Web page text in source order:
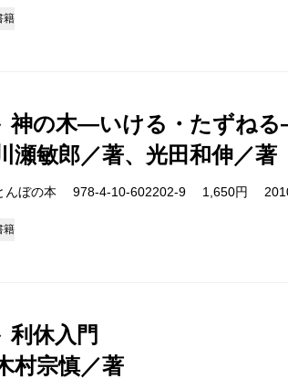
籍
神の木―いける・たずね
瀬敏郎／著、光田和伸／著
んぼの本 978-4-10-602202-9 1,650円
籍
利休入門
村宗慎／著